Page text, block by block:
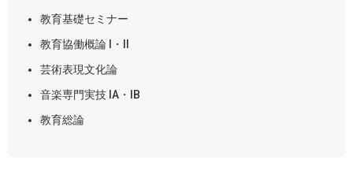
教育基礎セミナー
教育協働概論 I・II
芸術表現文化論
音楽専門実技 IA・IB
教育総論